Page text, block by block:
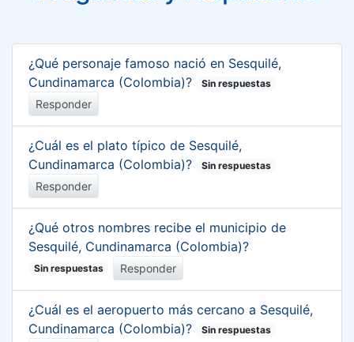
¿Qué personaje famoso nació en Sesquilé,
Cundinamarca (Colombia)?
Sin respuestas
Responder
¿Cuál es el plato típico de Sesquilé,
Cundinamarca (Colombia)?
Sin respuestas
Responder
¿Qué otros nombres recibe el municipio de
Sesquilé, Cundinamarca (Colombia)?
Sin respuestas Responder
¿Cuál es el aeropuerto más cercano a Sesquilé,
Cundinamarca (Colombia)?
Sin respuestas